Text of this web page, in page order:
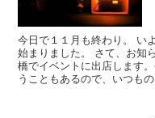
今日で１１月も終わり。 い
始まりました。 さて、お知
橋でイベントに出店します
うこともあるので、いつも